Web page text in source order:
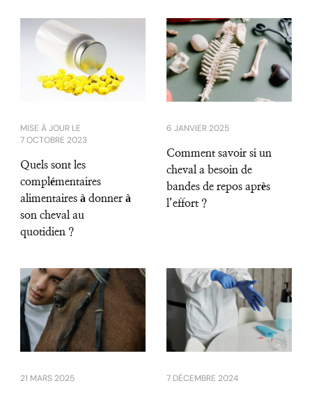
MISE À JOUR LE
7 OCTOBRE 2023
Quels sont les
complémentaires
alimentaires à donner à
son cheval au
quotidien ?
6 JANVIER 2025
Comment savoir si un
cheval a besoin de
bandes de repos après
l’effort ?
21 MARS 2025 7 DÉCEMBRE 2024